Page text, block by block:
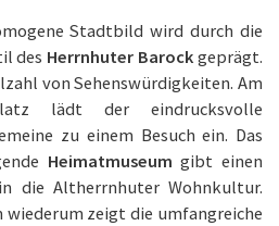
Stadtbild wird durch die
des Herrnhuter Barock geprägt.
von Sehenswürdigkeiten. Am
lädt der eindrucksvolle
zu einem Besuch ein. Das
Heimatmuseum gibt einen
die Altherrnhuter Wohnkultur.
wiederum zeigt die umfangreiche